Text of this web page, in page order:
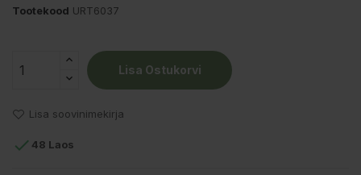
Tootekood URT6037
Lisa Ostukorvi
Lisa soovinimekirja
 48 Laos